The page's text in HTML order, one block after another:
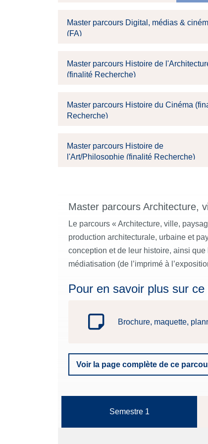
Master parcours Digital, médias &
(FA)
Master parcours Histoire de
(finalité Recherche)
Master parcours Histoire du Cinéma
Recherche)
Master parcours Histoire de
l'Art/Philosophie (finalité Recherche)
Master parcours Architecture,
Le parcours « Architecture, ville,
production architecturale, urbaine et
conception et de leur histoire, ainsi
médiatisation (de l’imprimé à
Pour en savoir plus sur ce
Brochure, maquette,
Voir la page complète de ce
Semestre 1